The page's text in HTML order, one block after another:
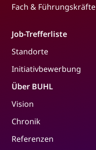
Fach & Führungskräfte
Job-Trefferliste
Standorte
Initiativbewerbung
Über BUHL
Vision
Chronik
Referenzen